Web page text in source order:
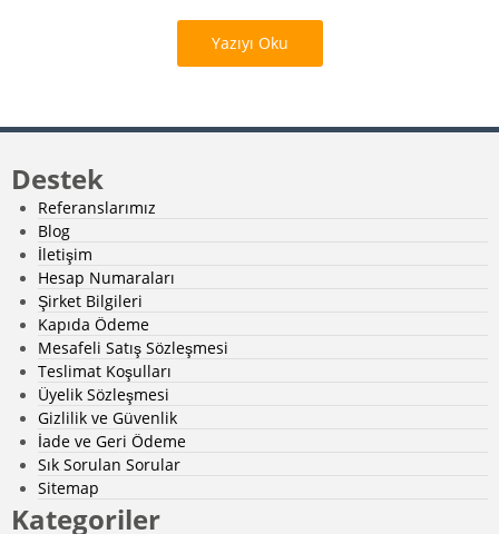
Yazıyı Oku
Destek
Referanslarımız
Blog
İletişim
Hesap Numaraları
Şirket Bilgileri
Kapıda Ödeme
Mesafeli Satış Sözleşmesi
Teslimat Koşulları
Üyelik Sözleşmesi
Gizlilik ve Güvenlik
İade ve Geri Ödeme
Sık Sorulan Sorular
Sitemap
Kategoriler